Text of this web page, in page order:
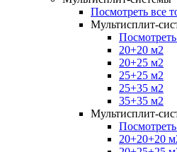
Посмотреть все
Мультисплит-
20+20 м2
20+25 м2
25+25 м2
25+35 м2
35+35 м2
Мультисплит-
20+20+20